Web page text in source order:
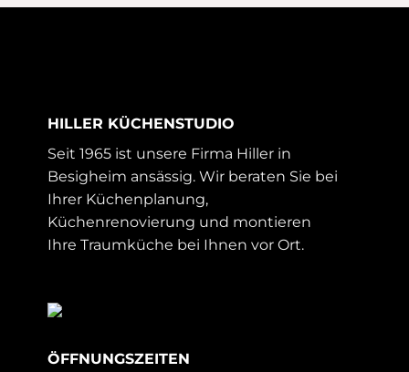
HILLER KÜCHENSTUDIO
Seit 1965 ist unsere Firma Hiller in
Besigheim ansässig. Wir beraten Sie bei
Ihrer Küchenplanung,
Küchenrenovierung und montieren
Ihre Traumküche bei Ihnen vor Ort.
ÖFFNUNGSZEITEN